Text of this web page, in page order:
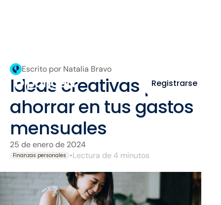
Registrarse
Escrito por Natalia Bravo
Ideas creativas para
ahorrar en tus gastos
mensuales
25 de enero de 2024
Finanzas personales •Lectura de 4 minutos